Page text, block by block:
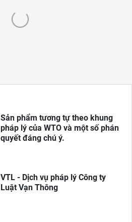
Sản phẩm tương tự theo khung
pháp lý của WTO và một số phán
quyết đáng chú ý.
VTL - Dịch vụ pháp lý Công ty
Luật Vạn Thông